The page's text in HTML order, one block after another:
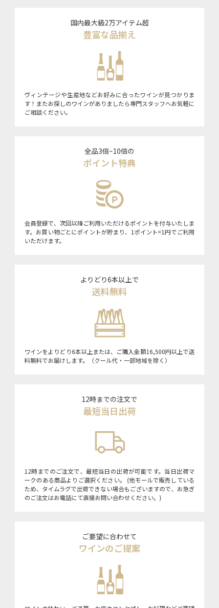
国内最大級2万アイテム超
豊富な品揃え
ヴィンテージや生産地などお好みに合ったワインが見つかりま
す！またお探しのワインがありましたら専門スタッフへお気軽に
ご相談ください。
全品3倍~10倍の
ポイント特典
会員登録で、次回以降ご利用いただけるポイントを付与いたしま
す。お買い物ごとにポイントが貯まり、1ポイント=1円でご利用
いただけます。
よりどり6本以上で
送料無料
ワインをよりどり6本以上または、ご購入金額16,500円以上で送
料無料でお届けします。（クール代・一部地域を除く）
12時までの注文で
最短当日出荷
12時までのご注文で、最短当日の出荷が可能です。当日出荷マ
ークのある商品よりご選択ください。 (他モールで販売している
ため、タイムラグで出荷できない場合もございますので、お急ぎ
のご注文はお電話にて直接お問い合わせください。)
ご要望に合わせて
ワインのご提案